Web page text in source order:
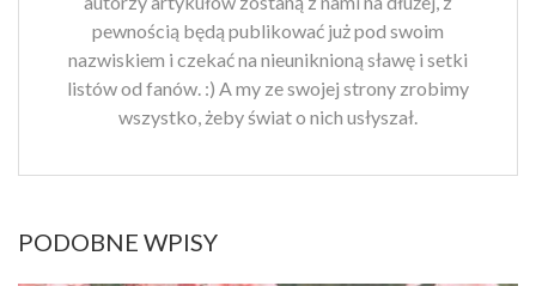
pewnością będą publikować już pod swoim
nazwiskiem i czekać na nieuniknioną sławę i setki
listów od fanów. :) A my ze swojej strony zrobimy
wszystko, żeby świat o nich usłyszał.
PODOBNE WPISY